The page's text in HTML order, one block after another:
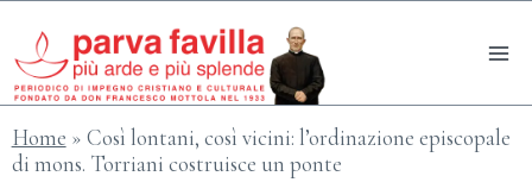
contenuto
Home » Così lontani, così vicini: l’ordinazione episcopale
di mons. Torriani costruisce un ponte